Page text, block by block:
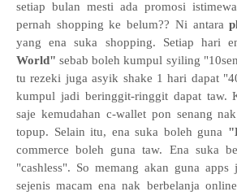
setiap bulan mesti ada promosi
pernah shopping ke belum?? Ni antara
yang ena suka shopping. Setiap hari
World"sebab boleh kumpul syiling
tu rezeki juga asyik shake 1 hari dapat
kumpul jadi beringgit-ringgit dapat taw.
saje kemudahan c-wallet pon senang
topup. Selain itu, ena suka boleh guna
commerce boleh guna taw. Ena suka
"cashless". So memang akan guna
sejenis macam ena nak berbelanja